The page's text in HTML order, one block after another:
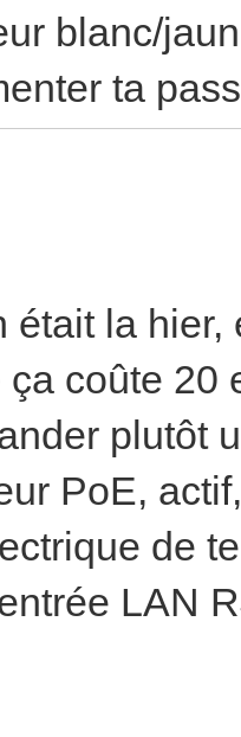
blanc/
ta
était la
coûte 20
plutôt
PoE,
de
LAN